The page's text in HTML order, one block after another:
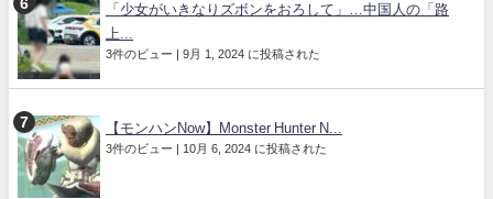
「少女がいきなりズボンをおろして」…中国人の「路
上...
3件のビュー | 9月 1, 2024 に投稿された
【モンハンNow】Monster Hunter N...
3件のビュー | 10月 6, 2024 に投稿された